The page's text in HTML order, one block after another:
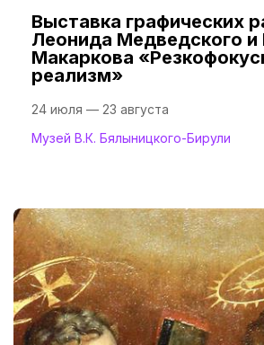
Выставка графических
Леонида Медведского
Макаркова
реализм»
24 июля — 23 августа
Музей В.К. Бялыницкого-Бирули